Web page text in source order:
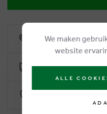
6% remise de fidélité
Livraison gratuite dès
We maken
website
ALLE